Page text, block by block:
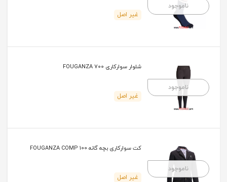
ناموجود
غیر اصل
ناموجود
شلوار سوارکاری FOUGANZA 700
غیر اصل
ناموجود
کت سوارکاری بچه گانه FOUGANZA COMP 100
غیر اصل